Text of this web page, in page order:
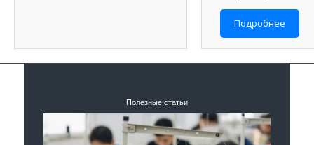
Подробнее
Полезные статьи